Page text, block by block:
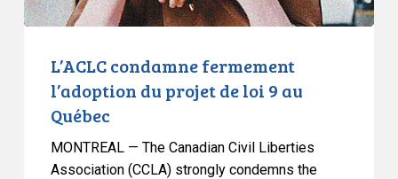
au
Québec
L’ACLC condamne fermement
l’adoption du projet de loi 9 au
Québec
MONTREAL — The Canadian Civil Liberties
Association (CCLA) strongly condemns the